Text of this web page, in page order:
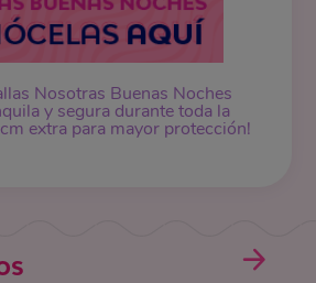
Nosotras Buenas Noches
y segura durante toda la
extra para mayor protección!